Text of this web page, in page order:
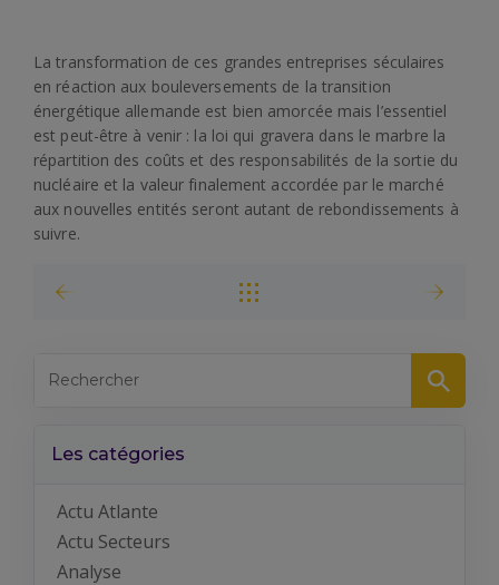
La transformation de ces grandes entreprises séculaires
en réaction aux bouleversements de la transition
énergétique allemande est bien amorcée mais l’essentiel
est peut-être à venir : la loi qui gravera dans le marbre la
répartition des coûts et des responsabilités de la sortie du
nucléaire et la valeur finalement accordée par le marché
aux nouvelles entités seront autant de rebondissements à
suivre.
Les catégories
Actu Atlante
Actu Secteurs
Analyse